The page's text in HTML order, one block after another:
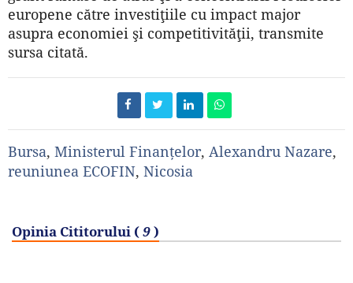
europene către investiţiile cu impact major
asupra economiei şi competitivităţii, transmite
sursa citată.
Bursa, Ministerul Finanțelor, Alexandru Nazare,
reuniunea ECOFIN, Nicosia
Opinia Cititorului (9)